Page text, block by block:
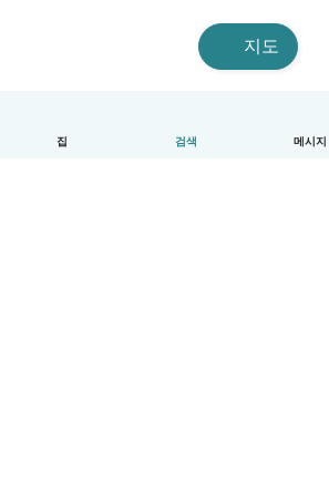
집 검색 메시지
지도